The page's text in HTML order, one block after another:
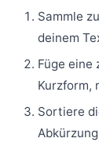
Sammle
deinem
Füge eine
Kurzform,
Sortiere